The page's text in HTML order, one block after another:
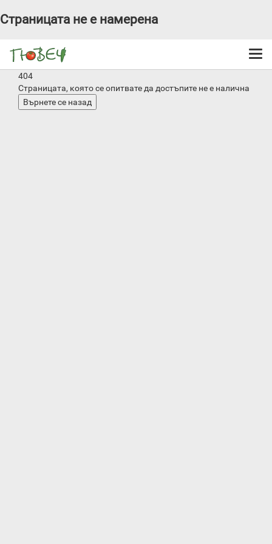
Страницата не е намерена
404
Страницата, която се опитвате да достъпите не е налична
Върнете се назад